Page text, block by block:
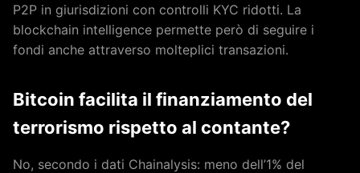
P2P in giurisdizioni con controlli KYC ridotti. La
blockchain intelligence permette però di seguire i
fondi anche attraverso molteplici transazioni.
Bitcoin facilita il finanziamento del
terrorismo rispetto al contante?
No, secondo i dati Chainalysis: meno dell’1% del